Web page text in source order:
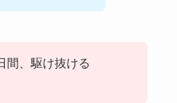
間、駆け抜ける